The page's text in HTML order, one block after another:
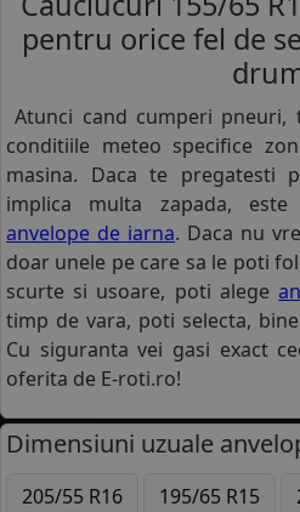
pentru orice fel de
Atunci cand cumperi
conditiile meteo specifice
masina. Daca te pregatesti
implica multa zapada,
anvelope de iarna. Daca nu
doar unele pe care sa le poti
scurte si usoare, poti alege
timp de vara, poti selecta,
Cu siguranta vei gasi exact
oferita de E-roti.ro!
Dimensiuni uzuale
205/55 R16 195/65 R15